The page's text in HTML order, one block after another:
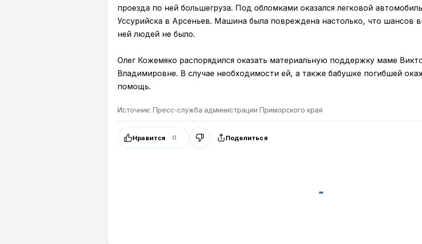
проезда по ней большегруза. Под обломками оказался легковой
Уссурийска в Арсеньев. Машина была повреждена настолько, что шансов
ней людей не было.
Олег Кожемяко распорядился оказать материальную поддержку маме
Владимировне. В случае необходимости ей, а также бабушке погибшей
помощь.
Источник: Пресс-служба администрации Приморского края
Нравится 0 Поделиться